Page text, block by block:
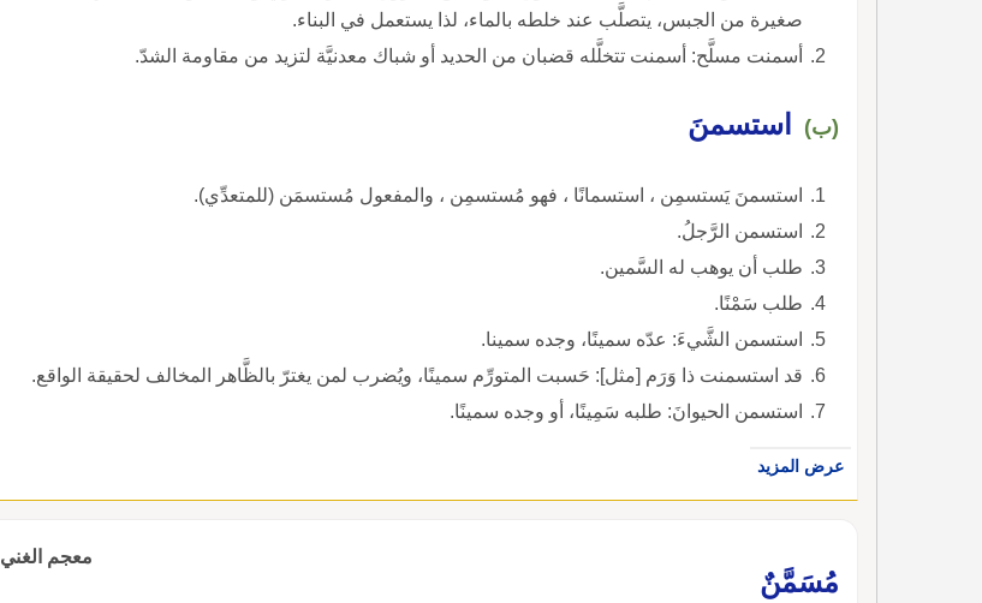
صغيرة من الجبس، يتصلَّب عند خلطه بالماء، لذا يستعمل في البناء.
أسمنت مسلَّح: أسمنت تتخلَّله قضبان من الحديد أو شباك معدنيَّة لتزيد من مقاومة الشدّ.
(ب) استسمنَ
استسمنَ يَستسمِن ، استسمانًا ، فهو مُستسمِن ، والمفعول مُستسمَن (للمتعدِّي).
استسمن الرَّجلُ.
طلب أن يوهب له السَّمين.
طلب سَمْنًا.
استسمن الشَّيءَ: عدّه سمينًا، وجده سمينا.
قد استسمنت ذا وَرَم [مثل]: حَسبت المتورِّم سمينًا، ويُضرب لمن يغترّ بالظَّاهر المخالف لحقيقة الواقع.
استسمن الحيوانَ: طلبه سَمِينًا، أو وجده سمينًا.
عرض المزيد
معجم الغني
مُسَمَّنٌ